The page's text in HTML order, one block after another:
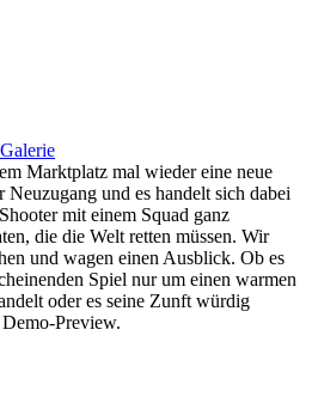
Marktplatz mal wieder eine neue
und es handelt sich dabei
mit einem Squad ganz
die die Welt retten müssen. Wir
und wagen einen Ausblick. Ob es
Spiel nur um einen warmen
oder es seine Zunft würdig
Preview.